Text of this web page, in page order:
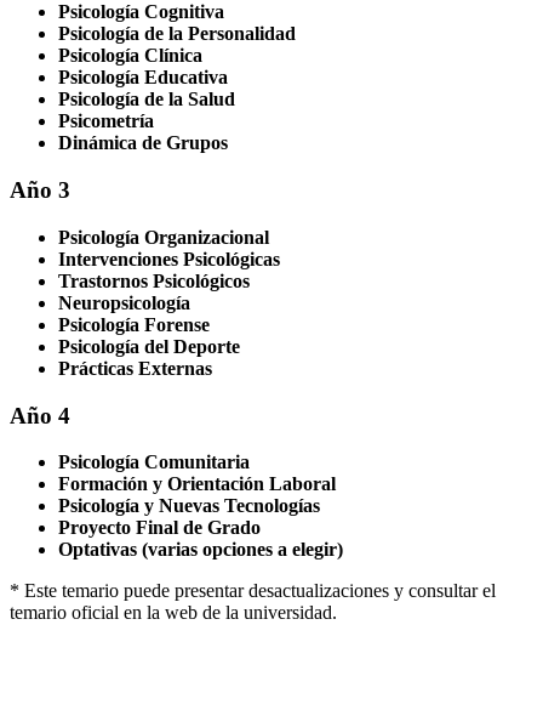
Psicología Cognitiva
Psicología de la Personalidad
Psicología Clínica
Psicología Educativa
Psicología de la Salud
Psicometría
Dinámica de Grupos
Año 3
Psicología Organizacional
Intervenciones Psicológicas
Trastornos Psicológicos
Neuropsicología
Psicología Forense
Psicología del Deporte
Prácticas Externas
Año 4
Psicología Comunitaria
Formación y Orientación Laboral
Psicología y Nuevas Tecnologías
Proyecto Final de Grado
Optativas (varias opciones a elegir)
* Este temario puede presentar desactualizaciones y consultar el
temario oficial en la web de la universidad.